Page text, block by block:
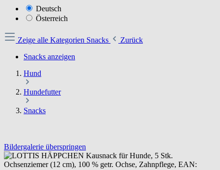
Deutsch
Österreich
Zeige alle Kategorien Snacks
Zurück
Snacks anzeigen
Hund
Hundefutter
Snacks
Bildergalerie überspringen